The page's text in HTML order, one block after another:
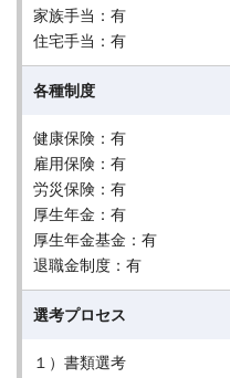
家族手当：有
住宅手当：有
各種制度
健康保険：有
雇用保険：有
労災保険：有
厚生年金：有
厚生年金基金：有
退職金制度：有
選考プロセス
１）書類選考